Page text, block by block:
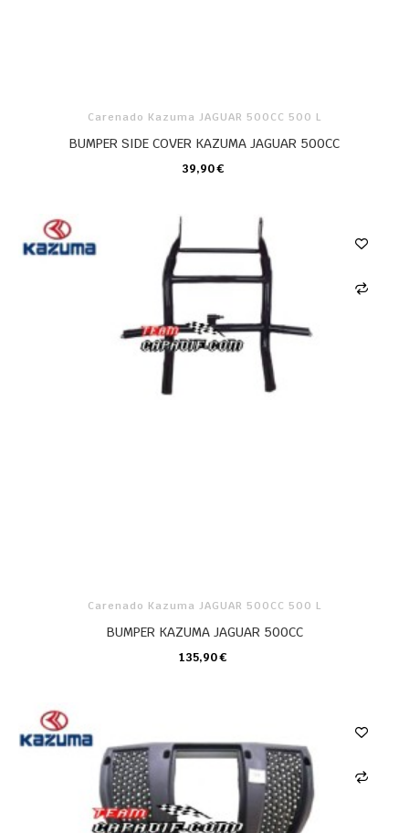
Carenado Kazuma JAGUAR 500CC 500 L
BUMPER SIDE COVER KAZUMA JAGUAR 500CC
39,90 €
CARRO
Carenado Kazuma JAGUAR 500CC 500 L
BUMPER KAZUMA JAGUAR 500CC
135,90 €
CARRO